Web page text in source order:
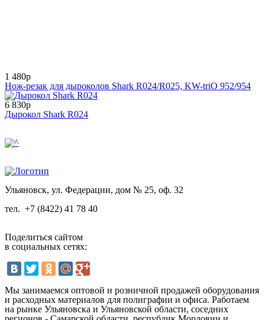
1 480р
Нож-резак для дыроколов Shark R024/R025, KW-triO 952/954
6 830р
Дырокол Shark R024
Ульяновск, ул. Федерации, дом № 25, оф. 32
тел. +7 (8422) 41 78 40
Поделиться сайтом
в социальных сетях:
Мы занимаемся оптовой и розничной продажей оборудования
и расходных материалов для полиграфии и офиса. Работаем
на рынке Ульяновска и Ульяновской области, соседних